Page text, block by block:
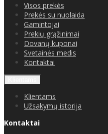
Visos prekės
Prekės su nuolaida
Gamintojai
Prekių grąžinimai
Dovanų kuponai
Svetainės medis
Kontaktai
Klientams
Užsakymų istorija
Kontaktai